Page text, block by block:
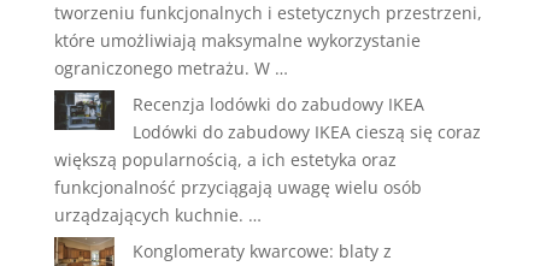
tworzeniu funkcjonalnych i estetycznych przestrzeni,
które umożliwiają maksymalne wykorzystanie
ograniczonego metrażu. W …
Recenzja lodówki do zabudowy IKEA
Lodówki do zabudowy IKEA cieszą się coraz
większą popularnością, a ich estetyka oraz
funkcjonalność przyciągają uwagę wielu osób
urządzających kuchnie. …
Konglomeraty kwarcowe: blaty z